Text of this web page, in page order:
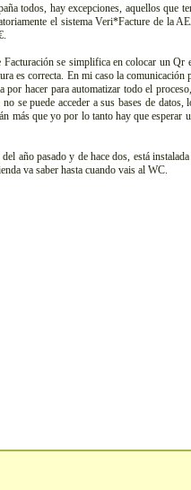
todos, hay excepciones, aquellos que
el sistema Veri*Facture de la
se simplifica en colocar un Qr
es correcta. En mi caso la comunicación
por hacer para automatizar todo el
se puede acceder a sus bases de datos,
más que yo por lo tanto hay que esperar
año pasado y de hace dos, está
va saber hasta cuando vais al WC.